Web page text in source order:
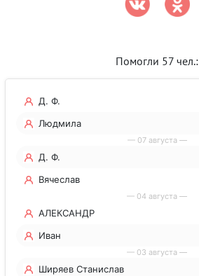
Помогли 57 чел.:
Д. Ф.
Людмила
— 07 августа —
Д. Ф.
Вячеслав
— 04 августа —
АЛЕКСАНДР
Иван
— 03 августа —
Ширяев Станислав